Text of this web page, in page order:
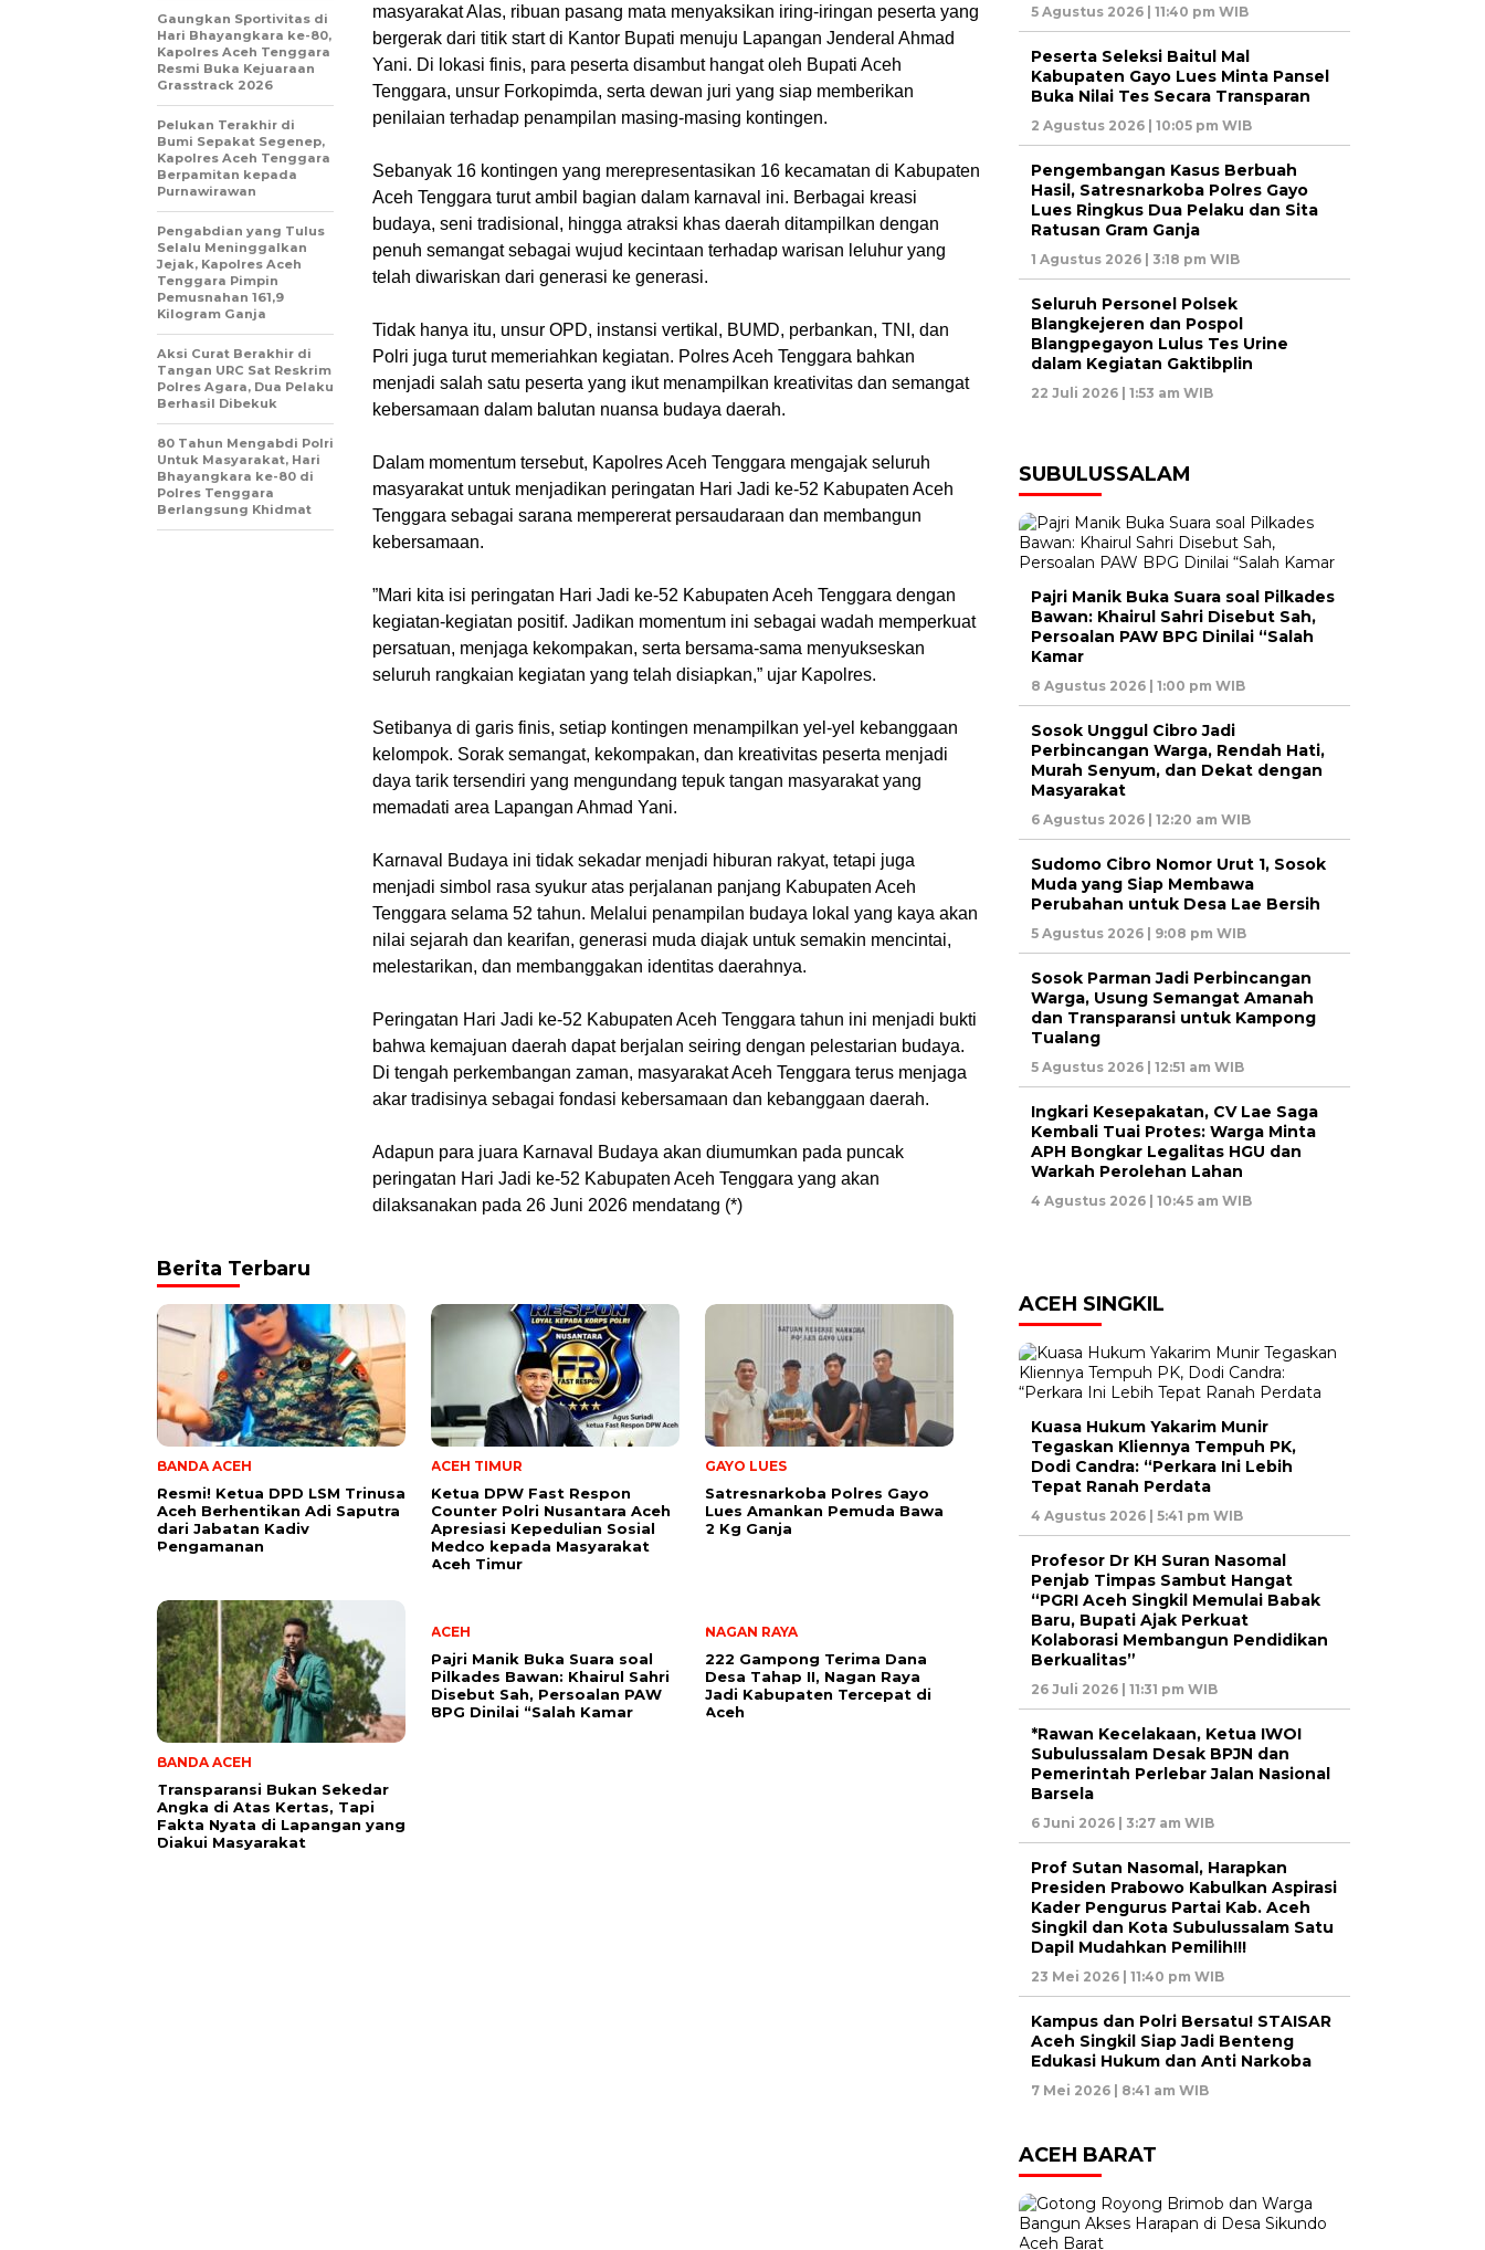
masyarakat Alas, ribuan pasang mata menyaksikan iring-iringan peserta yang
bergerak dari titik start di Kantor Bupati menuju Lapangan Jenderal Ahmad
Yani. Di lokasi finis, para peserta disambut hangat oleh Bupati Aceh
Tenggara, unsur Forkopimda, serta dewan juri yang siap memberikan
penilaian terhadap penampilan masing-masing kontingen.
‎Sebanyak 16 kontingen yang merepresentasikan 16 kecamatan di Kabupaten
Aceh Tenggara turut ambil bagian dalam karnaval ini. Berbagai kreasi
budaya, seni tradisional, hingga atraksi khas daerah ditampilkan dengan
penuh semangat sebagai wujud kecintaan terhadap warisan leluhur yang
telah diwariskan dari generasi ke generasi.
‎Tidak hanya itu, unsur OPD, instansi vertikal, BUMD, perbankan, TNI, dan
Polri juga turut memeriahkan kegiatan. Polres Aceh Tenggara bahkan
menjadi salah satu peserta yang ikut menampilkan kreativitas dan semangat
kebersamaan dalam balutan nuansa budaya daerah.
‎Dalam momentum tersebut, Kapolres Aceh Tenggara mengajak seluruh
masyarakat untuk menjadikan peringatan Hari Jadi ke-52 Kabupaten Aceh
Tenggara sebagai sarana mempererat persaudaraan dan membangun
kebersamaan.
‎”Mari kita isi peringatan Hari Jadi ke-52 Kabupaten Aceh Tenggara dengan
kegiatan-kegiatan positif. Jadikan momentum ini sebagai wadah memperkuat
persatuan, menjaga kekompakan, serta bersama-sama menyukseskan
seluruh rangkaian kegiatan yang telah disiapkan,” ujar Kapolres.
‎Setibanya di garis finis, setiap kontingen menampilkan yel-yel kebanggaan
kelompok. Sorak semangat, kekompakan, dan kreativitas peserta menjadi
daya tarik tersendiri yang mengundang tepuk tangan masyarakat yang
memadati area Lapangan Ahmad Yani.
‎Karnaval Budaya ini tidak sekadar menjadi hiburan rakyat, tetapi juga
menjadi simbol rasa syukur atas perjalanan panjang Kabupaten Aceh
Tenggara selama 52 tahun. Melalui penampilan budaya lokal yang kaya akan
nilai sejarah dan kearifan, generasi muda diajak untuk semakin mencintai,
melestarikan, dan membanggakan identitas daerahnya.
‎Peringatan Hari Jadi ke-52 Kabupaten Aceh Tenggara tahun ini menjadi bukti
bahwa kemajuan daerah dapat berjalan seiring dengan pelestarian budaya.
Di tengah perkembangan zaman, masyarakat Aceh Tenggara terus menjaga
akar tradisinya sebagai fondasi kebersamaan dan kebanggaan daerah.
‎Adapun para juara Karnaval Budaya akan diumumkan pada puncak
peringatan Hari Jadi ke-52 Kabupaten Aceh Tenggara yang akan
dilaksanakan pada 26 Juni 2026 mendatang (*)
Gaungkan Sportivitas di
Hari Bhayangkara ke-80,
Kapolres Aceh Tenggara
Resmi Buka Kejuaraan
Grasstrack 2026
Pelukan Terakhir di
Bumi Sepakat Segenep,
Kapolres Aceh Tenggara
Berpamitan kepada
Purnawirawan
Pengabdian yang Tulus
Selalu Meninggalkan
Jejak, Kapolres Aceh
Tenggara Pimpin
Pemusnahan 161,9
Kilogram Ganja
Aksi Curat Berakhir di
Tangan URC Sat Reskrim
Polres Agara, Dua Pelaku
Berhasil Dibekuk
80 Tahun Mengabdi Polri
Untuk Masyarakat, Hari
Bhayangkara ke-80 di
Polres Tenggara
Berlangsung Khidmat
Berita Terbaru
BANDA ACEH
Resmi! Ketua DPD LSM Trinusa
Aceh Berhentikan Adi Saputra
dari Jabatan Kadiv
Pengamanan
ACEH TIMUR
Ketua DPW Fast Respon
Counter Polri Nusantara Aceh
Apresiasi Kepedulian Sosial
Medco kepada Masyarakat
Aceh Timur
GAYO LUES
Satresnarkoba Polres Gayo
Lues Amankan Pemuda Bawa
2 Kg Ganja
BANDA ACEH
Transparansi Bukan Sekedar
Angka di Atas Kertas, Tapi
Fakta Nyata di Lapangan yang
Diakui Masyarakat
ACEH
Pajri Manik Buka Suara soal
Pilkades Bawan: Khairul Sahri
Disebut Sah, Persoalan PAW
BPG Dinilai “Salah Kamar
NAGAN RAYA
222 Gampong Terima Dana
Desa Tahap II, Nagan Raya
Jadi Kabupaten Tercepat di
Aceh
5 Agustus 2026 | 11:40 pm WIB
Peserta Seleksi Baitul Mal
Kabupaten Gayo Lues Minta Pansel
Buka Nilai Tes Secara Transparan
2 Agustus 2026 | 10:05 pm WIB
Pengembangan Kasus Berbuah
Hasil, Satresnarkoba Polres Gayo
Lues Ringkus Dua Pelaku dan Sita
Ratusan Gram Ganja
1 Agustus 2026 | 3:18 pm WIB
Seluruh Personel Polsek
Blangkejeren dan Pospol
Blangpegayon Lulus Tes Urine
dalam Kegiatan Gaktibplin
22 Juli 2026 | 1:53 am WIB
SUBULUSSALAM
Pajri Manik Buka Suara soal Pilkades
Bawan: Khairul Sahri Disebut Sah,
Persoalan PAW BPG Dinilai “Salah
Kamar
8 Agustus 2026 | 1:00 pm WIB
Sosok Unggul Cibro Jadi
Perbincangan Warga, Rendah Hati,
Murah Senyum, dan Dekat dengan
Masyarakat
6 Agustus 2026 | 12:20 am WIB
Sudomo Cibro Nomor Urut 1, Sosok
Muda yang Siap Membawa
Perubahan untuk Desa Lae Bersih
5 Agustus 2026 | 9:08 pm WIB
Sosok Parman Jadi Perbincangan
Warga, Usung Semangat Amanah
dan Transparansi untuk Kampong
Tualang
5 Agustus 2026 | 12:51 am WIB
Ingkari Kesepakatan, CV Lae Saga
Kembali Tuai Protes: Warga Minta
APH Bongkar Legalitas HGU dan
Warkah Perolehan Lahan
4 Agustus 2026 | 10:45 am WIB
ACEH SINGKIL
Kuasa Hukum Yakarim Munir
Tegaskan Kliennya Tempuh PK,
Dodi Candra: “Perkara Ini Lebih
Tepat Ranah Perdata
4 Agustus 2026 | 5:41 pm WIB
Profesor Dr KH Suran Nasomal
Penjab Timpas Sambut Hangat
“PGRI Aceh Singkil Memulai Babak
Baru, Bupati Ajak Perkuat
Kolaborasi Membangun Pendidikan
Berkualitas”
26 Juli 2026 | 11:31 pm WIB
*Rawan Kecelakaan, Ketua IWOI
Subulussalam Desak BPJN dan
Pemerintah Perlebar Jalan Nasional
Barsela
6 Juni 2026 | 3:27 am WIB
Prof Sutan Nasomal, Harapkan
Presiden Prabowo Kabulkan Aspirasi
Kader Pengurus Partai Kab. Aceh
Singkil dan Kota Subulussalam Satu
Dapil Mudahkan Pemilih!!!
23 Mei 2026 | 11:40 pm WIB
Kampus dan Polri Bersatu! STAISAR
Aceh Singkil Siap Jadi Benteng
Edukasi Hukum dan Anti Narkoba
7 Mei 2026 | 8:41 am WIB
ACEH BARAT